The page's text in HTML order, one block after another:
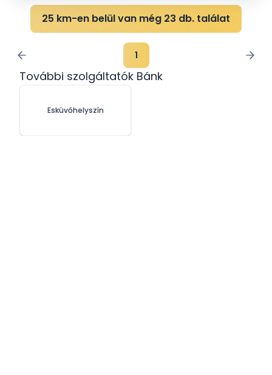
25 km-en belül van még 23 db. találat
1
További szolgáltatók Bánk
Esküvőhelyszín